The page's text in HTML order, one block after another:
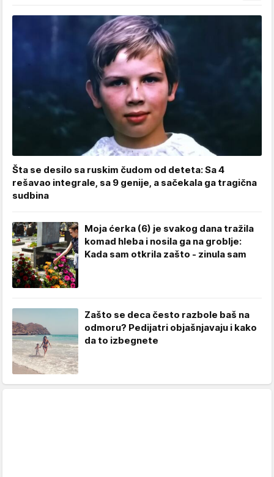
Šta se desilo sa ruskim čudom od deteta: Sa 4
rešavao integrale, sa 9 genije, a sačekala ga tragična
sudbina
Moja ćerka (6) je svakog dana tražila
komad hleba i nosila ga na groblje:
Kada sam otkrila zašto - zinula sam
Zašto se deca često razbole baš na
odmoru? Pedijatri objašnjavaju i kako
da to izbegnete